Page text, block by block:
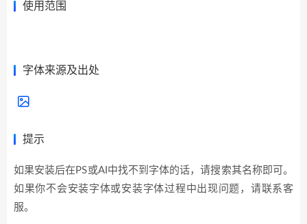
使用范围
字体来源及出处
提示
如果安装后在PS或AI中找不到字体的话，请搜索其名称即可。
如果你不会安装字体或安装字体过程中出现问题，请联系客
服。